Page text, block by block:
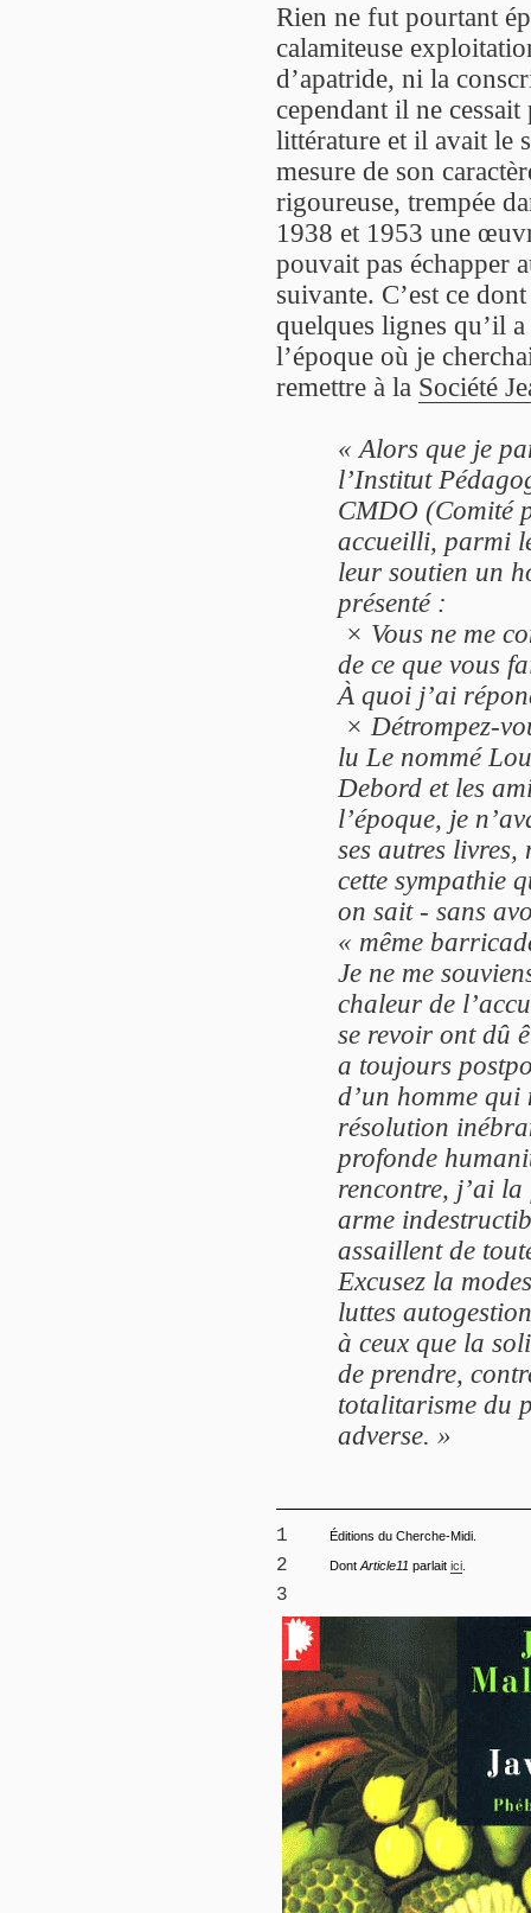
Rien ne fut pourtant
calamiteuse
d’apatride, ni la
cependant il ne
littérature et il avait le
mesure de son
rigoureuse, trempée
1938 et 1953 une
pouvait pas échapper
suivante. C’est ce
quelques lignes qu’il
l’époque où je
remettre à la Société
« Alors que je
l’Institut
CMDO (Comité
accueilli, parmi
leur soutien un
présenté :
× Vous ne me
de ce que vous
À quoi j’ai
× Détrompez-
lu Le nommé
Debord et les
l’époque, je
ses autres
cette sympathie
on sait - sans
« même
Je ne me
chaleur de
se revoir ont dû
a toujours
d’un homme qui
résolution
profonde
rencontre, j’ai la
arme
assaillent de
Excusez la
luttes
à ceux que la
de prendre,
totalitarisme du
adverse. »
1 Éditions du Cherche-Midi.
2 Dont Article11 parlait ici
3